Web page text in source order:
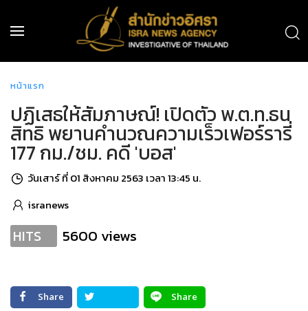
หน้าแรก
ปฏิเสธให้สัมภาษณ์! เปิดตัว พ.ต.ท.ธน
สิทธิ พยานคำนวณความเร็วเฟอร์รารี่
177 กม./ชม. คดี 'บอส'
วันเสาร์ ที่ 01 สิงหาคม 2563 เวลา 13:45 น.
isranews
HITS 5600 views
Share
Share